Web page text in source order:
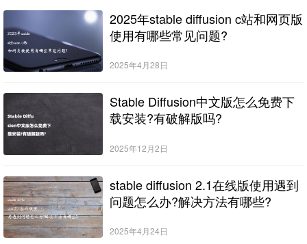
2025年stable diffusion c站和网页版
使用有哪些常见问题?
2025年4月28日
Stable Diffusion中文版怎么免费下
载安装?有破解版吗?
2025年12月2日
stable diffusion 2.1在线版使用遇到
问题怎么办?解决方法有哪些?
2025年4月24日